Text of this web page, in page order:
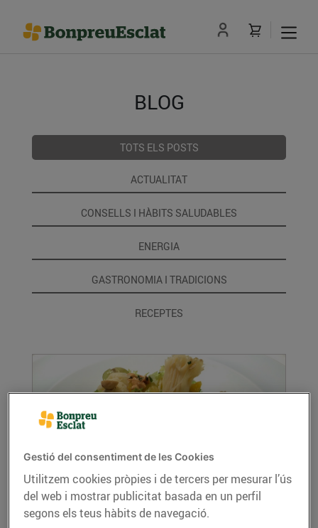
BLOG
TOTS ELS POSTS
ACTUALITAT
CONSELLS I HÀBITS SALUDABLES
ENERGIA
GASTRONOMIA I TRADICIONS
RECEPTES
Amanida de mandarines i Tête de Moine
amb oli d'avellanes
Gestió del consentiment de les Cookies
Utilitzem cookies pròpies i de tercers per mesurar l’ús
del web i mostrar publicitat basada en un perfil
segons els teus hàbits de navegació.